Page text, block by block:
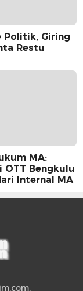
Politik, Giring
Restu
MA:
OTT Bengkulu
Internal MA